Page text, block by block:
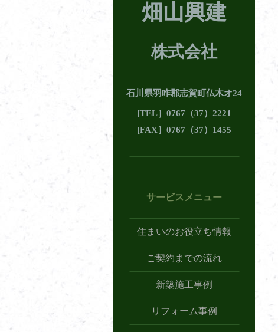
畑山興建
株式会社
石川県羽咋郡志賀町仏木オ24
[TEL］0767（37）2221
[FAX］0767（37）1455
サービスメニュー
住まいのお役立ち情報
ご契約までの流れ
新築施工事例
リフォーム事例